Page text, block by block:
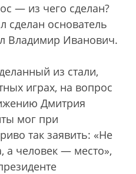
— из чего сделан?
сделан основатель
Владимир Иванович.
из стали,
играх, на вопрос
Дмитрия
мог при
так заявить: «Не
а человек — место»,